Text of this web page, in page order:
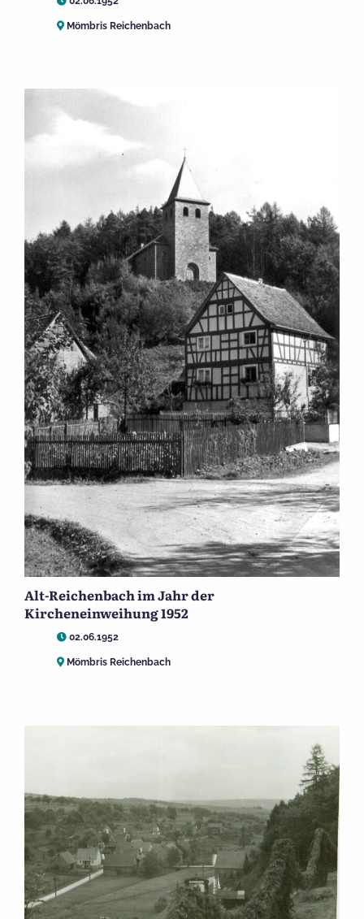
Mömbris Reichenbach
Alt-Reichenbach im Jahr der
Kircheneinweihung 1952
02.06.1952
Mömbris Reichenbach